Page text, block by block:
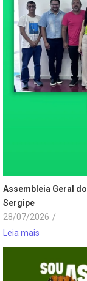
Assembleia Geral
Sergipe
28/07/2026 /
Leia mais